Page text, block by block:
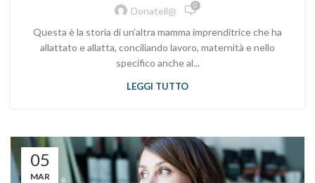
Donatell@ 0
Questa è la storia di un’altra mamma imprenditrice che ha
allattato e allatta, conciliando lavoro, maternità e nello
specifico anche al...
LEGGI TUTTO
05
MAR